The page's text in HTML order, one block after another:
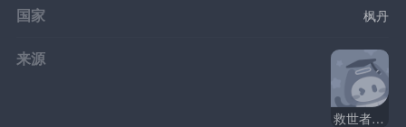
国家 枫丹
来源
救世者的守灵